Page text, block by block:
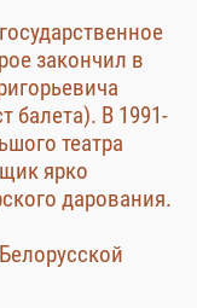
закончил в
балета). В 1991-
театра
ярко
дарования.